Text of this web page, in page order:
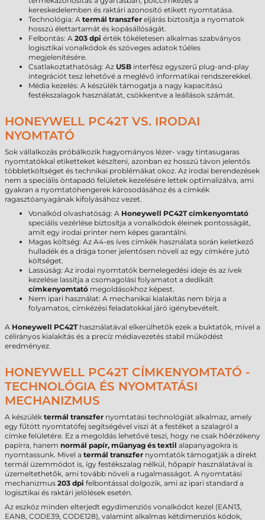
kereskedelemben és raktári azonosító etikett nyomtatása.
Technológia: A termál transzfer eljárás biztosítja a nyomatok
hosszú élettartamát és kopásállóságát.
Felbontás: A 203 dpi érték tökéletesen alkalmas szabványos
logisztikai vonalkódok és szöveges adatok tűéles
megjelenítésére.
Csatlakoztathatóság: Az USB interfész egyszerű plug-and-play
integrációt tesz lehetővé a meglévő informatikai rendszerekkel.
Média kezelés: A készülék támogatja a nagy kapacitású
festékszalagok használatát, csökkentve a leállások számát.
HONEYWELL PC42T VS. IRODAI
NYOMTATÓ
Sok vállalkozás próbálkozik hagyományos lézer- vagy tintasugaras
nyomtatókkal etiketteket készíteni, azonban ez hosszú távon jelentős
többletköltséget és technikai problémákat okoz. Az irodai berendezések
nem a speciális öntapadó felületek kezelésére lettek optimalizálva, ami
gyakran a nyomtatóhengerek károsodásához és a címkék
ragasztóanyagának kifolyásához vezet.
Vonalkód olvashatóság: A Honeywell PC42T címkenyomtató
speciális vezérlése biztosítja a vonalkódok éleinek pontosságát,
amit egy irodai printer nem képes garantálni.
Magas költség: Az A4-es íves címkék használata során keletkező
hulladék és a drága toner jelentősen növeli az egy címkére jutó
költséget.
Lassúság: Az irodai nyomtatók bemelegedési ideje és az ívek
kezelése lassítja a csomagolási folyamatot a dedikált
címkenyomtató megoldásokhoz képest.
Nem ipari használat: A mechanikai kialakítás nem bírja a
folyamatos, címkézési feladatokkal járó igénybevételt.
A Honeywell PC42Thasználatával elkerülhetők ezek a buktatók, mivel a
célirányos kialakítás és a precíz médiavezetés stabil működést
eredményez.
HONEYWELL PC42T CÍMKENYOMTATÓ -
TECHNOLÓGIA ÉS NYOMTATÁSI
MECHANIZMUS
A készülék termál transzfer nyomtatási technológiát alkalmaz, amely
egy fűtött nyomtatófej segítségével viszi át a festéket a szalagról a
címke felületére. Ez a megoldás lehetővé teszi, hogy ne csak hőérzékeny
papírra, hanem normál papír, műanyag és textil alapanyagokra is
nyomtassunk. Mivel a termál transzfer nyomtatók támogatják a direkt
termál üzemmódot is, így festékszalag nélkül, hőpapír használatával is
üzemeltethetők, ami tovább növeli a rugalmasságot. A nyomtatási
mechanizmus 203 dpi felbontással dolgozik, ami az ipari standard a
logisztikai és raktári jelölések esetén.
Az eszköz minden elterjedt egydimenziós vonalkódot kezel (EAN13,
EAN8, CODE39, CODE128), valamint alkalmas kétdimenziós kódok,